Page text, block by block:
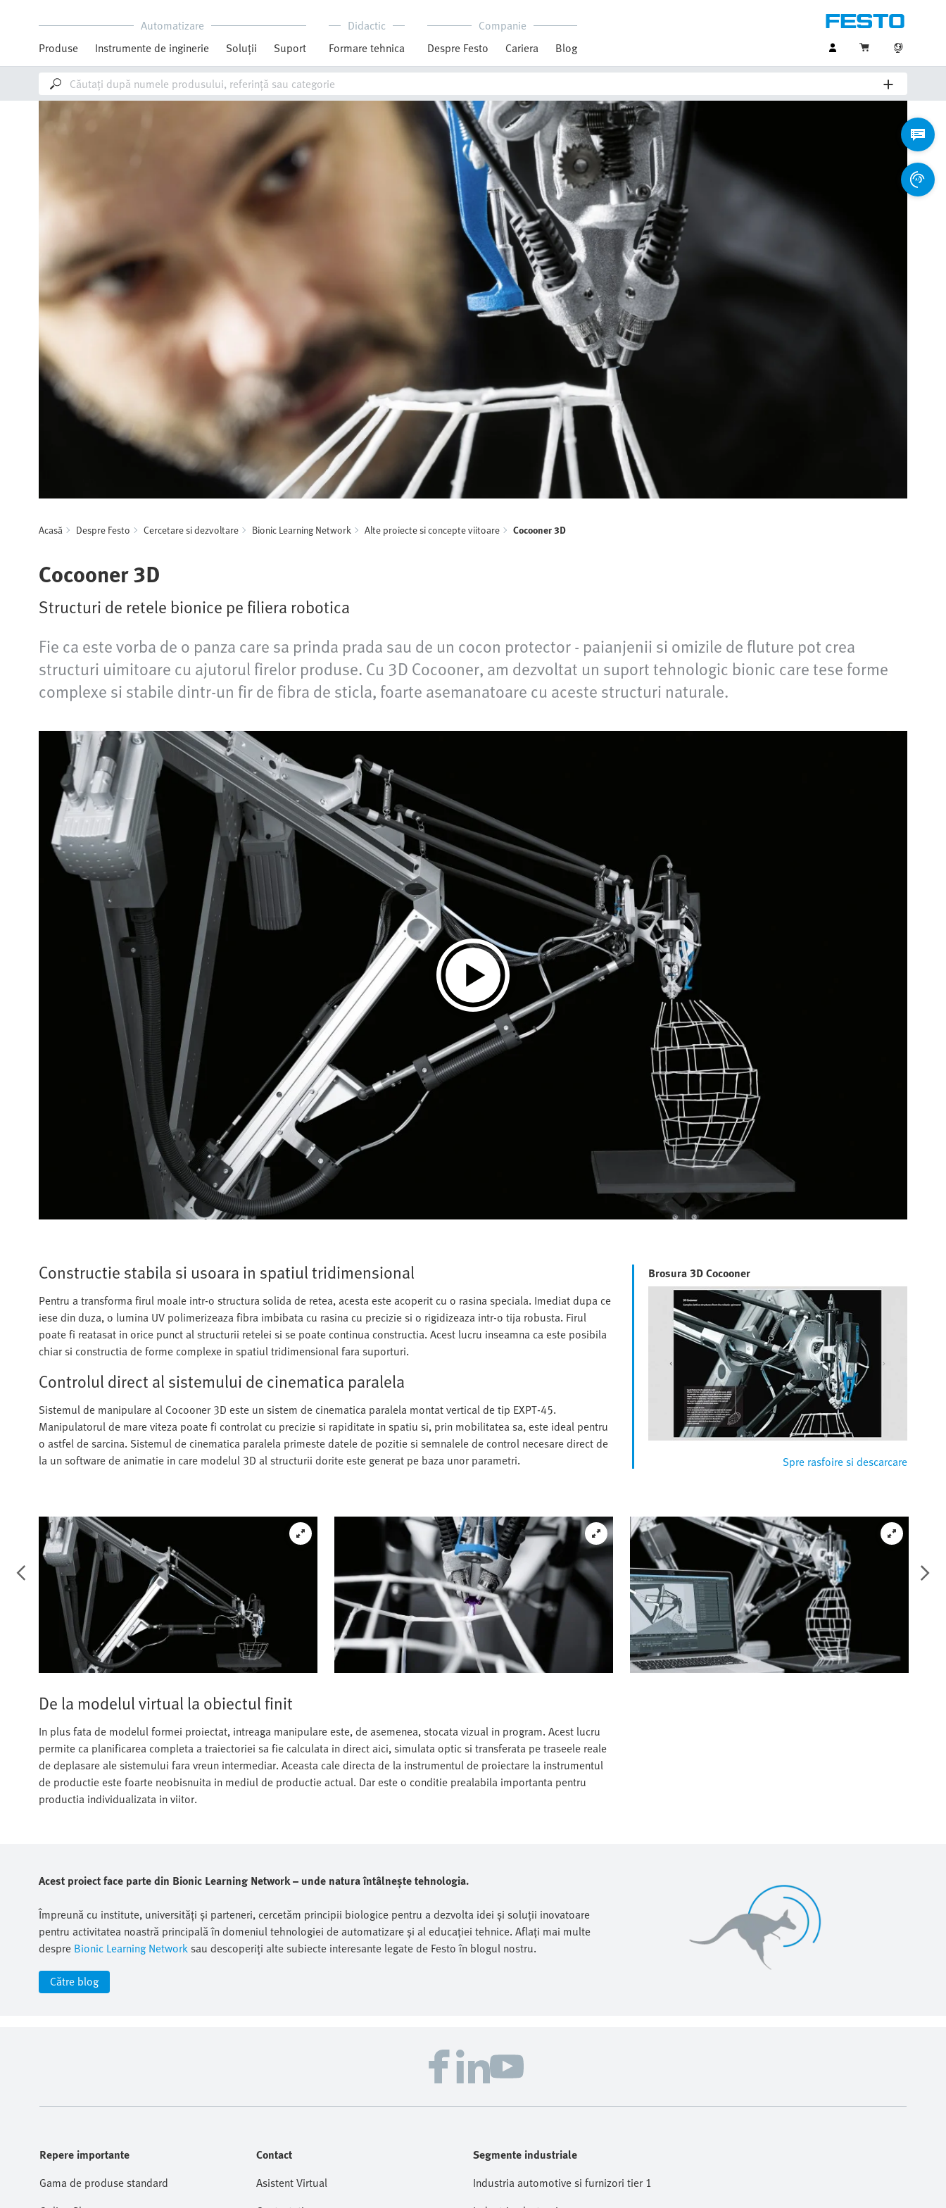
Automatizare
Produse
Instrumente de inginerie Soluții Suport
Didactic
Formare tehnica
Companie
Despre Festo
Cariera Blog
Acasă Despre Festo Cercetare si dezvoltare Bionic Learning Network Alte proiecte si concepte viitoare Cocooner 3D
Cocooner 3D
Structuri de retele bionice pe filiera robotica
Fie ca este vorba de o panza care sa prinda prada sau de un cocon protector - paianjenii si omizile de fluture pot crea
structuri uimitoare cu ajutorul firelor produse. Cu 3D Cocooner, am dezvoltat un suport tehnologic bionic care tese forme
complexe si stabile dintr-un fir de fibra de sticla, foarte asemanatoare cu aceste structuri naturale.
Constructie stabila si usoara in spatiul tridimensional
Pentru a transforma firul moale intr-o structura solida de retea, acesta este acoperit cu o rasina speciala. Imediat dupa ce
iese din duza, o lumina UV polimerizeaza fibra imbibata cu rasina cu precizie si o rigidizeaza intr-o tija robusta. Firul
poate fi reatasat in orice punct al structurii retelei si se poate continua constructia. Acest lucru inseamna ca este posibila
chiar si constructia de forme complexe in spatiul tridimensional fara suporturi.
Controlul direct al sistemului de cinematica paralela
Sistemul de manipulare al Cocooner 3D este un sistem de cinematica paralela montat vertical de tip EXPT-45.
Manipulatorul de mare viteza poate fi controlat cu precizie si rapiditate in spatiu si, prin mobilitatea sa, este ideal pentru
o astfel de sarcina. Sistemul de cinematica paralela primeste datele de pozitie si semnalele de control necesare direct de
la un software de animatie in care modelul 3D al structurii dorite este generat pe baza unor parametri.
Brosura 3D Cocooner
Spre rasfoire si descarcare
De la modelul virtual la obiectul finit
In plus fata de modelul formei proiectat, intreaga manipulare este, de asemenea, stocata vizual in program. Acest lucru
permite ca planificarea completa a traiectoriei sa fie calculata in direct aici, simulata optic si transferata pe traseele reale
de deplasare ale sistemului fara vreun intermediar. Aceasta cale directa de la instrumentul de proiectare la instrumentul
de productie este foarte neobisnuita in mediul de productie actual. Dar este o conditie prealabila importanta pentru
productia individualizata in viitor.
Acest proiect face parte din Bionic Learning Network – unde natura întâlnește tehnologia.
Împreună cu institute, universități și parteneri, cercetăm principii biologice pentru a dezvolta idei și soluții inovatoare
pentru activitatea noastră principală în domeniul tehnologiei de automatizare și al educației tehnice. Aflați mai multe
despre Bionic Learning Network sau descoperiți alte subiecte interesante legate de Festo în blogul nostru.
Către blog
Repere importante
Gama de produse standard
Contact
Asistent Virtual
Segmente industriale
Industria automotive si furnizori tier 1